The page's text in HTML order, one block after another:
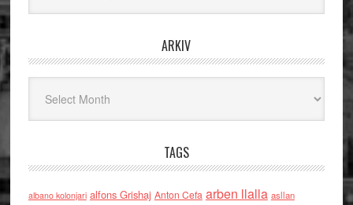
ARKIV
TAGS
albano kolonjari alfons Grishaj Anton Cefa arben llalla asllan